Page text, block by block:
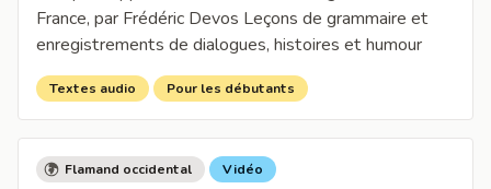
France, par Frédéric Devos Leçons de grammaire et
enregistrements de dialogues, histoires et humour
Textes audio Pour les débutants
Flamand occidental Vidéo